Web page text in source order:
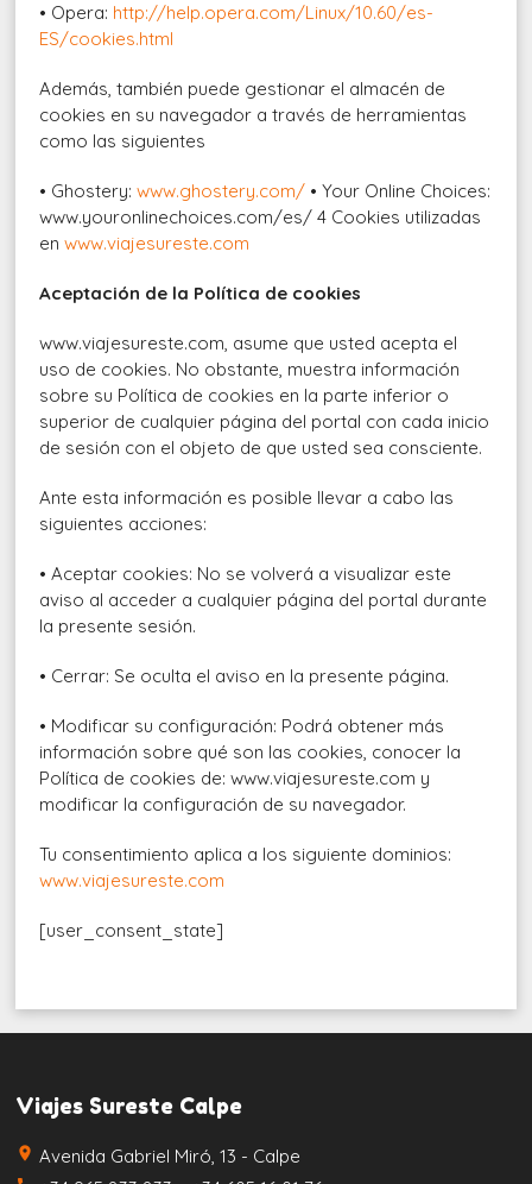
• Opera: http://help.opera.com/Linux/10.60/es-
ES/cookies.html
Además, también puede gestionar el almacén de
cookies en su navegador a través de herramientas
como las siguientes
• Ghostery:www.ghostery.com/ • Your Online Choices:
www.youronlinechoices.com/es/ 4 Cookies utilizadas
enwww.viajesureste.com
Aceptación de la Política de cookies
www.viajesureste.com, asume que usted acepta el
uso de cookies. No obstante, muestra información
sobre su Política de cookies en la parte inferior o
superior de cualquier página del portal con cada inicio
de sesión con el objeto de que usted sea consciente.
Ante esta información es posible llevar a cabo las
siguientes acciones:
• Aceptar cookies: No se volverá a visualizar este
aviso al acceder a cualquier página del portal durante
la presente sesión.
• Cerrar: Se oculta el aviso en la presente página.
• Modificar su configuración: Podrá obtener más
información sobre qué son las cookies, conocer la
Política de cookies de: www.viajesureste.com y
modificar la configuración de su navegador.
Tu consentimiento aplica a los siguiente dominios:
www.viajesureste.com
[user_consent_state]
Viajes Sureste Calpe
place Avenida Gabriel Miró, 13 - Calpe